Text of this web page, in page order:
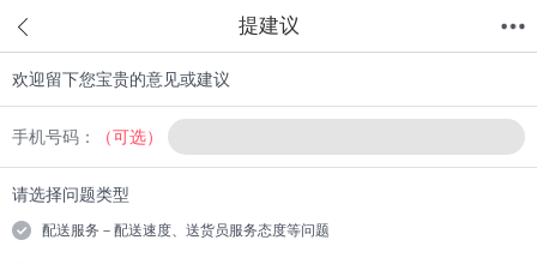
提建议
欢迎留下您宝贵的意见或建议
手机号码： （可选）
请选择问题类型
配送服务－配送速度、送货员服务态度等问题